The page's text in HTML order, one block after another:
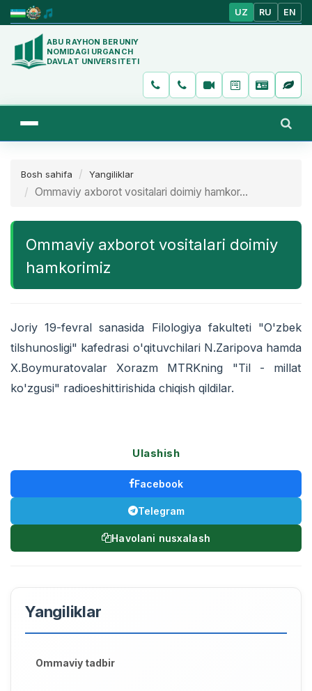
UZ RU EN
ABU RAYHON BERUNIY
NOMIDAGI URGANCH
DAVLAT UNIVERSITETI
Bosh sahifa Yangiliklar
Ommaviy axborot vositalari doimiy hamkor...
Ommaviy axborot vositalari doimiy
hamkorimiz
Joriy 19-fevral sanasida Filologiya fakulteti "O'zbek
tilshunosligi" kafedrasi o'qituvchilari N.Zaripova hamda
X.Boymuratovalar Xorazm MTRKning "Til - millat
ko'zgusi" radioeshittirishida chiqish qildilar.
Ulashish
Facebook
Telegram
Havolani nusxalash
Yangiliklar
Ommaviy tadbir